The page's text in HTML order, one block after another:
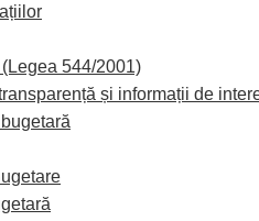
544/2001)
și informații de